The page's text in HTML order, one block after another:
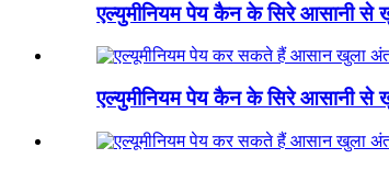
एल्युमीनियम पेय कैन के सिरे आसानी से
एल्युमीनियम पेय कैन के सिरे आसानी